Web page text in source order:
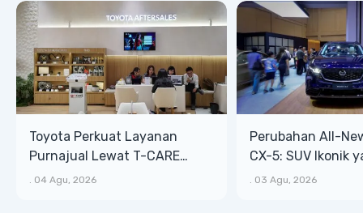
Toyota Perkuat Layanan
Purnajual Lewat T-CARE
XTRA, Manfaat Lebih Besar
. 04 Agu, 2026
Perubahan All-
CX-5: SUV Ikonik
Bongsor, Mewah,
. 03 Agu, 2026